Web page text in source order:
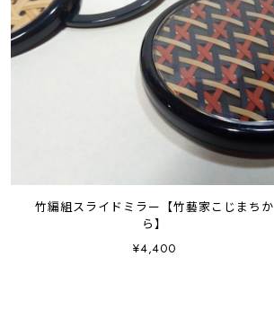
竹編組スライドミラー【竹藝家こじまちか
ら】
¥4,400